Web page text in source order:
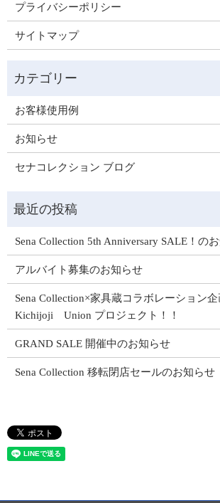
プライバシーポリシー
サイトマップ
お客様使用例
お知らせ
セナコレクション ブログ
Sena Collection 5th Anniversary SALE！の
アルバイト募集のお知らせ
Sena Collection×家具蔵コラボレーション
Kichijoji Union プロジェクト！！
GRAND SALE 開催中のお知らせ
Sena Collection 移転閉店セールのお知らせ